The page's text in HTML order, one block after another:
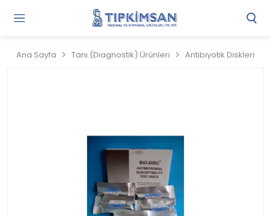
Ana Sayfa Tanı (Diagnostik) Ürünleri Antibiyotik Diskleri